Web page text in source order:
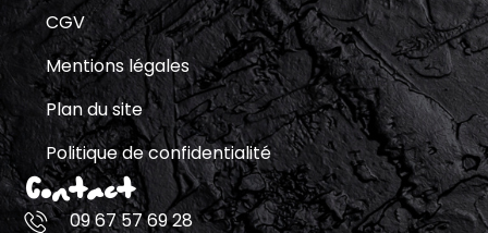
CGV
Mentions légales
Plan du site
Politique de confidentialité
Contact
09 67 57 69 28